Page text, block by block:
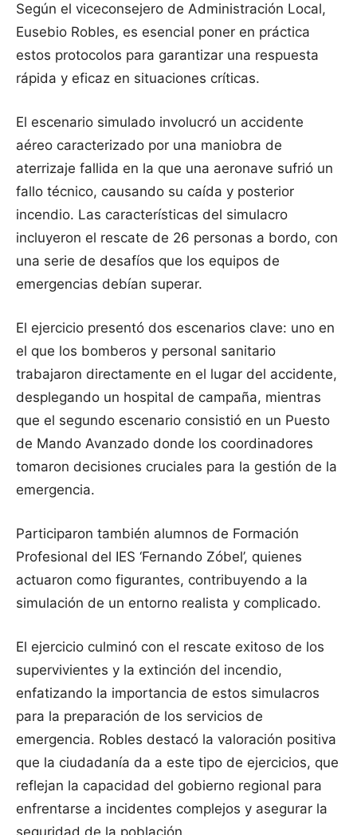
Según el viceconsejero de Administración Local,
Eusebio Robles, es esencial poner en práctica
estos protocolos para garantizar una respuesta
rápida y eficaz en situaciones críticas.
El escenario simulado involucró un accidente
aéreo caracterizado por una maniobra de
aterrizaje fallida en la que una aeronave sufrió un
fallo técnico, causando su caída y posterior
incendio. Las características del simulacro
incluyeron el rescate de 26 personas a bordo, con
una serie de desafíos que los equipos de
emergencias debían superar.
El ejercicio presentó dos escenarios clave: uno en
el que los bomberos y personal sanitario
trabajaron directamente en el lugar del accidente,
desplegando un hospital de campaña, mientras
que el segundo escenario consistió en un Puesto
de Mando Avanzado donde los coordinadores
tomaron decisiones cruciales para la gestión de la
emergencia.
Participaron también alumnos de Formación
Profesional del IES ‘Fernando Zóbel’, quienes
actuaron como figurantes, contribuyendo a la
simulación de un entorno realista y complicado.
El ejercicio culminó con el rescate exitoso de los
supervivientes y la extinción del incendio,
enfatizando la importancia de estos simulacros
para la preparación de los servicios de
emergencia. Robles destacó la valoración positiva
que la ciudadanía da a este tipo de ejercicios, que
reflejan la capacidad del gobierno regional para
enfrentarse a incidentes complejos y asegurar la